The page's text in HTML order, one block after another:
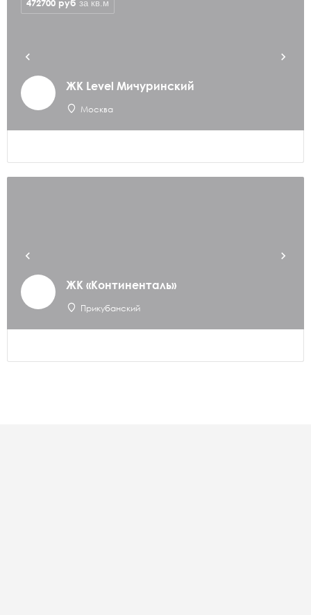
ЖК Level Мичуринский
Москва
472700 руб за кв.м
ЖК «Континенталь»
Прикубанский